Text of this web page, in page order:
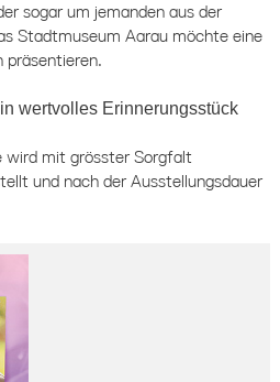
sogar um jemanden aus der
Stadtmuseum Aarau möchte eine
präsentieren.
wertvolles Erinnerungsstück
wird mit grösster Sorgfalt
und nach der Ausstellungsdauer